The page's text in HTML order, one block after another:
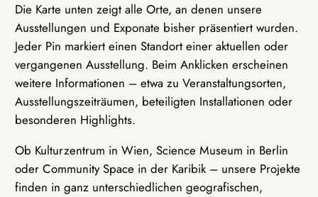
Die Karte unten zeigt alle Orte, an denen unsere
Ausstellungen und Exponate bisher präsentiert wurden.
Jeder Pin markiert einen Standort einer aktuellen oder
vergangenen Ausstellung. Beim Anklicken erscheinen
weitere Informationen – etwa zu Veranstaltungsorten,
Ausstellungszeiträumen, beteiligten Installationen oder
besonderen Highlights.
Ob Kulturzentrum in Wien, Science Museum in Berlin
oder Community Space in der Karibik – unsere Projekte
finden in ganz unterschiedlichen geografischen,